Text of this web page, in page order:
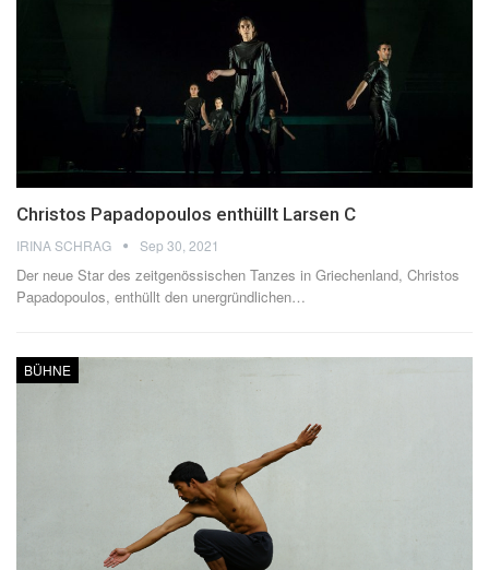
Christos Papadopoulos enthüllt Larsen C
IRINA SCHRAG Sep 30, 2021
Der neue Star des zeitgenössischen Tanzes in Griechenland, Christos
Papadopoulos, enthüllt den unergründlichen…
BÜHNE